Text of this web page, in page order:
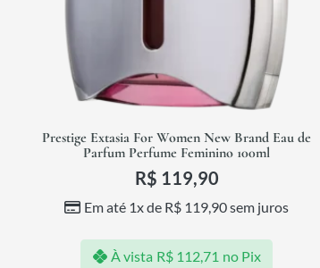
Prestige Extasia For Women New Brand Eau de
Parfum Perfume Feminino 100ml
R$ 119,90
Em até 1x de R$ 119,90sem juros
À vista R$112,71 no Pix